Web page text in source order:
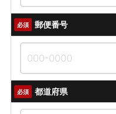
必須 郵便番号
必須 都道府県